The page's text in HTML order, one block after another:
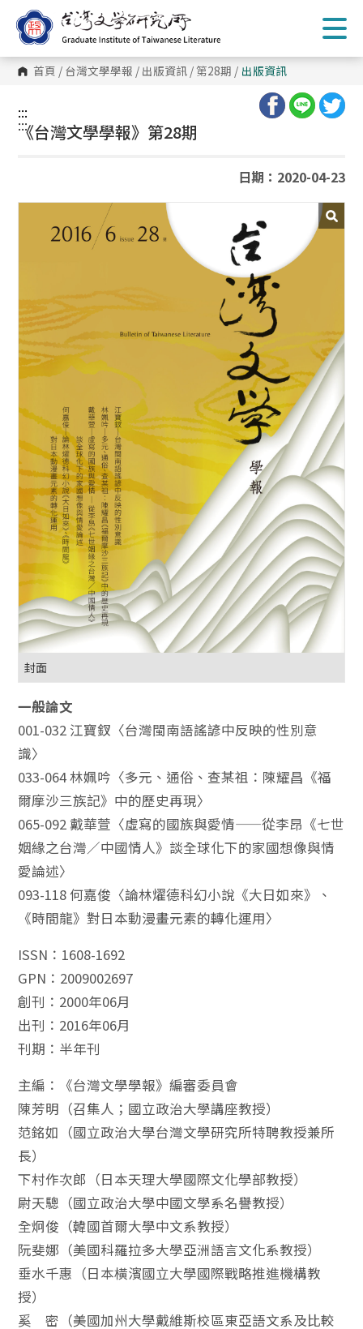
到
主
內
容 首頁 / 台灣文學學報 / 出版資訊 / 第28期 / 出版資訊
:::
:::
《台灣文學學報》第28期
日期：2020-04-23
封面
一般論文
001-032 江寶釵〈台灣閩南語謠諺中反映的性別意
識〉
033-064 林姵吟〈多元、通俗、查某祖：陳耀昌《福
爾摩沙三族記》中的歷史再現〉
065-092 戴華萱〈虛寫的國族與愛情——從李昂《七世
姻緣之台灣／中國情人》談全球化下的家國想像與情
愛論述〉
093-118 何嘉俊〈論林燿德科幻小說《大日如來》、
《時間龍》對日本動漫畫元素的轉化運用〉
ISSN：1608-1692
GPN：2009002697
創刊：2000年06月
出刊：2016年06月
刊期：半年刊
主編：《台灣文學學報》編審委員會
陳芳明（召集人；國立政治大學講座教授）
范銘如（國立政治大學台灣文學研究所特聘教授兼所
長）
下村作次郎（日本天理大學國際文化學部教授）
尉天驄（國立政治大學中國文學系名譽教授）
全炯俊（韓國首爾大學中文系教授）
阮斐娜（美國科羅拉多大學亞洲語言文化系教授）
垂水千惠（日本橫濱國立大學國際戰略推進機構教
授）
奚 密（美國加州大學戴維斯校區東亞語文系及比較